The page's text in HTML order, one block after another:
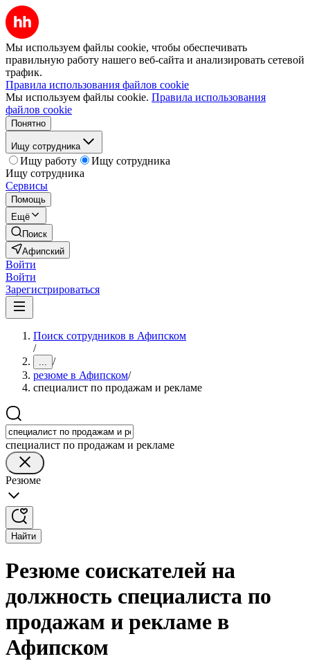
Мы используем файлы cookie, чтобы обеспечивать
правильную работу нашего веб-сайта и анализировать сетевой
трафик.
Правила использования файлов cookie
Мы используем файлы cookie. Правила использования
файлов cookie
Понятно
Ищу сотрудника
Ищу работу
Ищу сотрудника
Ищу сотрудника
Сервисы
Помощь
Ещё
Поиск
Афипский
Войти
Войти
Зарегистрироваться
Поиск сотрудников в Афипском
/
... /
резюме в Афипском/
специалист по продажам и рекламе
специалист по продажам и рекламе
Резюме
Найти
Резюме соискателей на
должность специалиста по
продажам и рекламе в
Афипском